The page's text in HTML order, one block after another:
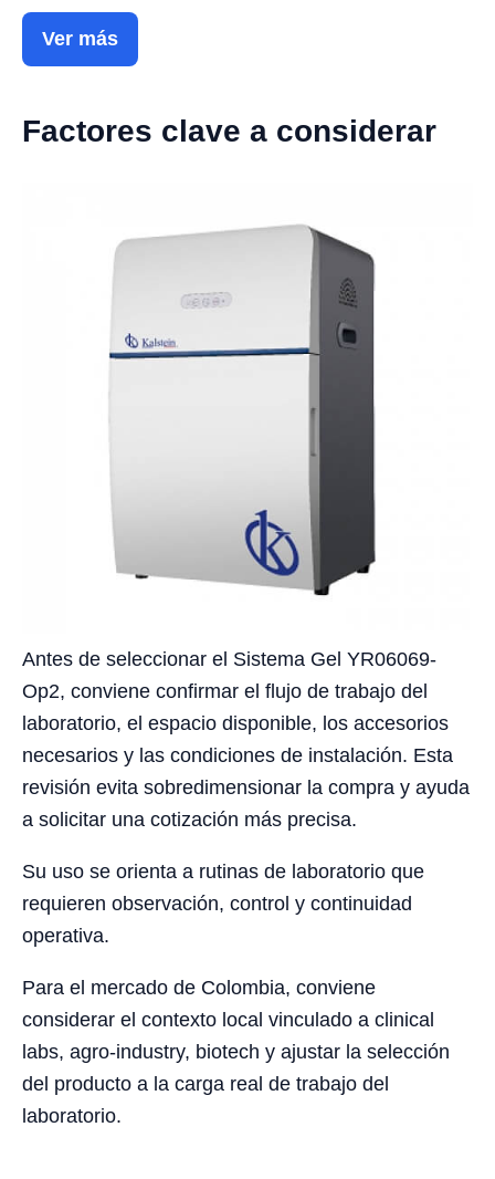
Ver más
Factores clave a considerar
Antes de seleccionar el Sistema Gel YR06069-
Op2, conviene confirmar el flujo de trabajo del
laboratorio, el espacio disponible, los accesorios
necesarios y las condiciones de instalación. Esta
revisión evita sobredimensionar la compra y ayuda
a solicitar una cotización más precisa.
Su uso se orienta a rutinas de laboratorio que
requieren observación, control y continuidad
operativa.
Para el mercado de Colombia, conviene
considerar el contexto local vinculado a clinical
labs, agro-industry, biotech y ajustar la selección
del producto a la carga real de trabajo del
laboratorio.